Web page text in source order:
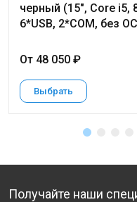
черный (15", Core i5,
6*USB, 2*COM, без
От 48 050 ₽
Выбрать
Получайте наши